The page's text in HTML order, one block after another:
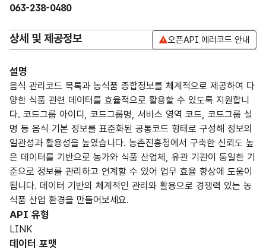
063-238-0480
상세 및 제공정보 오픈API 에러코드 안내
설명
음식 관리코드 목록과 농식품 종합정보를 체계적으로 제공하여 다
양한 식품 관련 데이터를 효율적으로 활용할 수 있도록 지원합니
다. 코드그룹 아이디, 코드그룹명, 서비스 영역 코드, 코드그룹 설
명 등 음식 기본 정보를 표준화된 공통코드 형태로 구성해 정보의
일관성과 활용성을 높였습니다. 농촌진흥청에서 구축한 신뢰도 높
은 데이터를 기반으로 농가와 식품 산업체, 유관 기관이 동일한 기
준으로 정보를 관리하고 연계할 수 있어 업무 효율 향상에 도움이
됩니다. 데이터 기반의 체계적인 관리와 활용으로 경쟁력 있는 농
식품 산업 환경을 만들어보세요.
API 유형
LINK
데이터 포맷